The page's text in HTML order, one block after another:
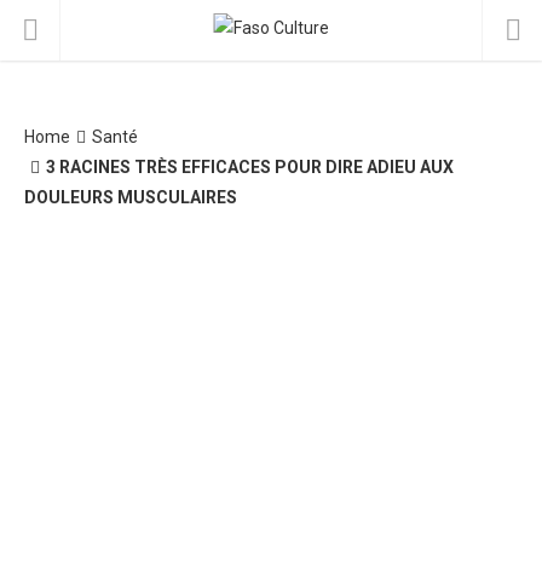
Home
Santé
3 RACINES TRÈS EFFICACES POUR DIRE ADIEU AUX
DOULEURS MUSCULAIRES